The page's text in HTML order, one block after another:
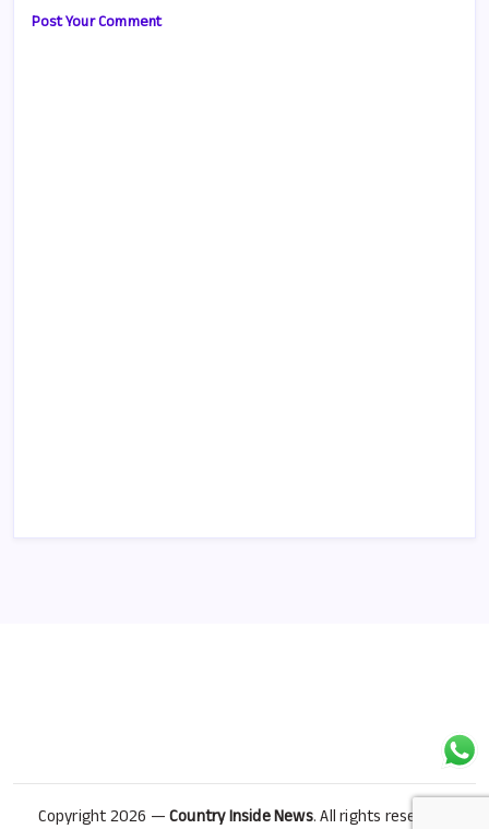
Post Your Comment
Copyright 2026 —Country Inside News. All rights reserved.